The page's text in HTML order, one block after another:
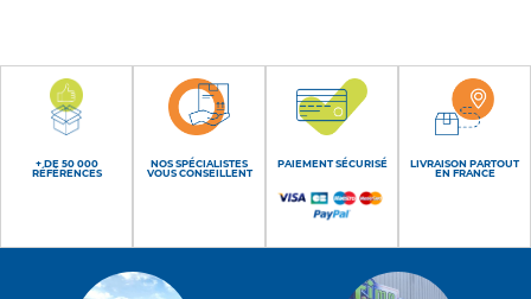
+ DE 50 000
RÉFÉRENCES
NOS SPÉCIALISTES
VOUS CONSEILLENT
PAIEMENT SÉCURISÉ
LIVRAISON PARTOUT
EN FRANCE